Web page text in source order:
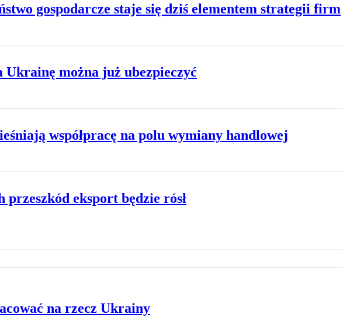
gospodarcze staje się dziś elementem strategii firm
można już ubezpieczyć
współpracę na polu wymiany handlowej
eksport będzie rósł
na rzecz Ukrainy